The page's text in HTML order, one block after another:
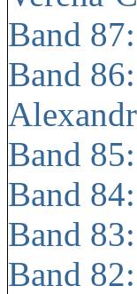
Band
Band 86:
Band
Band
Band
Band